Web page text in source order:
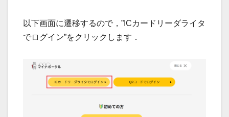
以下画面に遷移するので，”ICカードリーダライタ
でログイン”をクリックします．